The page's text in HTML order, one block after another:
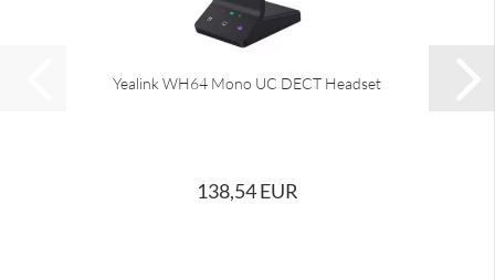
Yealink WH64 Mono UC DECT Headset
138,54 EUR